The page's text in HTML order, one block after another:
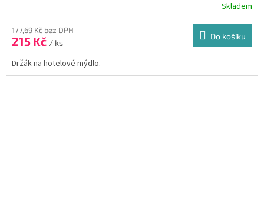
Skladem
177,69 Kč bez DPH
215 Kč / ks
Do košíku
Držák na hotelové mýdlo.